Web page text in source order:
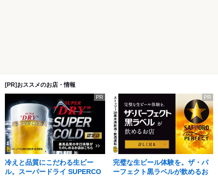
[PR]おススメのお店・情報
PR
冷えと品質にこだわる生ビー
ル。スーパードライ SUPERCO
PR
完璧な生ビール体験を。ザ・パ
ーフェクト黒ラベルが飲めるお